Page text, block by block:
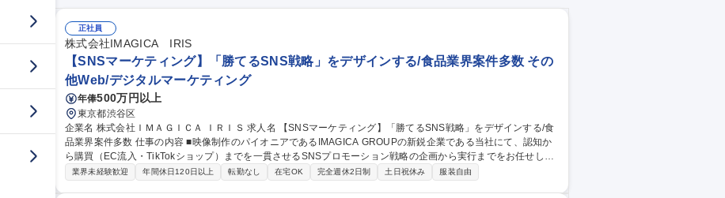
正社員
株式会社IMAGICA IRIS
【SNSマーケティング】「勝てるSNS戦略」をデザインする/食品業界案件多数 その
他Web/デジタルマーケティング
年俸500万円以上
東京都渋谷区
企業名 株式会社ＩＭＡＧＩＣＡ ＩＲＩＳ 求人名 【SNSマーケティング】「勝てるSNS戦略」をデザインする/食
品業界案件多数 仕事の内容 ■映像制作のパイオニアであるIMAGICA GROUPの新鋭企業である当社にて、認知か
ら購買（EC流入・TikTokショップ）までを一貫させるSNSプロモーション戦略の企画から実行までをお任せしま
す。 【★急成長市場でマーケターとして希少なキャリアを形成する★】 ■食品・美容企業に対し、SNS（TikTo
業界未経験歓迎 年間休日120日以上 転勤なし 在宅OK 完全週休2日制 土日祝休み 服装自由